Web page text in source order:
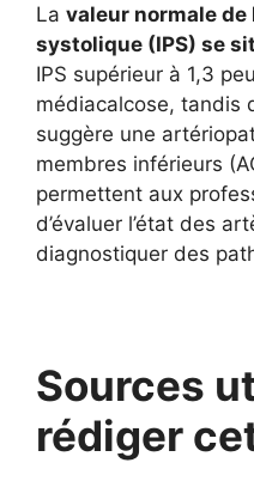
La valeur normale de
systolique (IPS) se
IPS supérieur à 1,3
médiacalcose, tandis
suggère une
membres inférieurs
permettent aux
d’évaluer l’état des
diagnostiquer des
Sources
rédiger